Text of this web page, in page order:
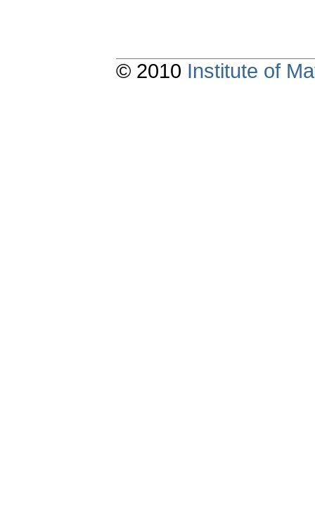
© 2010 Institute of